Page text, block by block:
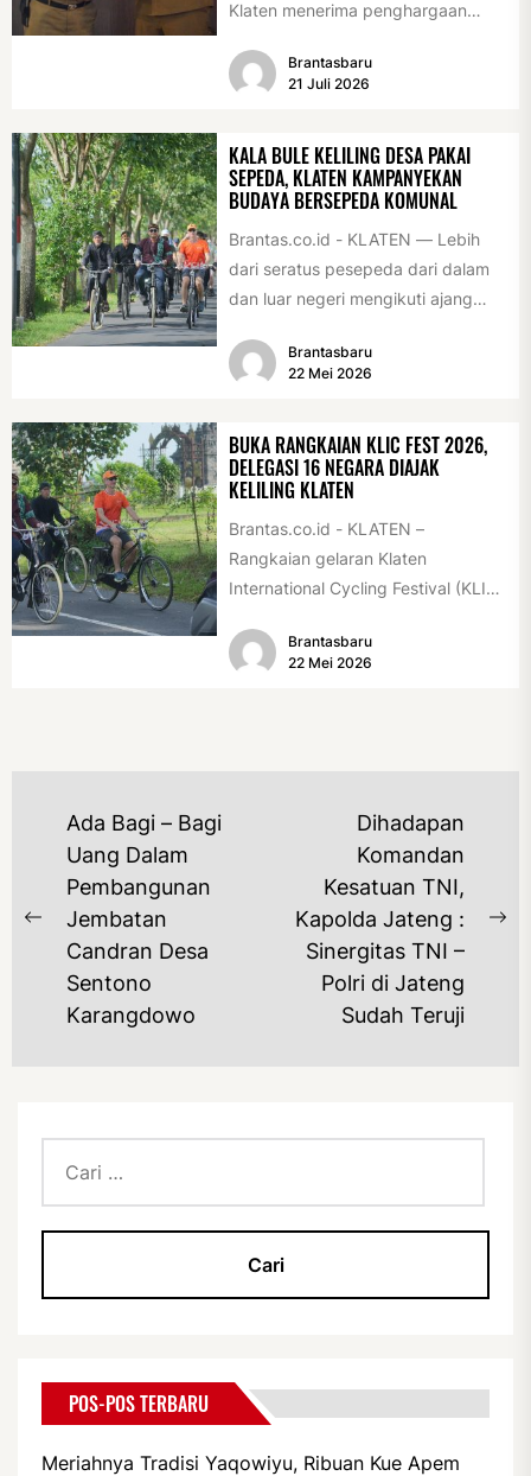
Klaten menerima penghargaan
2026. Penghargaan tersebut
Brantasbaru
21 Juli 2026
KALA BULE KELILING DESA PAKAI
SEPEDA, KLATEN KAMPANYEKAN
BUDAYA BERSEPEDA KOMUNAL
Brantas.co.id - KLATEN — Lebih
dari seratus pesepeda dari dalam
dan luar negeri mengikuti ajang
Association Rally...
Brantasbaru
22 Mei 2026
BUKA RANGKAIAN KLIC FEST 2026,
DELEGASI 16 NEGARA DIAJAK
KELILING KLATEN
Brantas.co.id - KLATEN –
Rangkaian gelaran Klaten
International Cycling Festival (KLIC
(17/5/2026). Rangkaian kegiatan
dibuka...
Brantasbaru
22 Mei 2026
NAVIGASI
POS
Previous
post:
Ada Bagi – Bagi
Uang Dalam
Pembangunan
Jembatan
Candran Desa
Sentono
Karangdowo
Dihadapan
Komandan
Kesatuan TNI,
Kapolda Jateng :
Sinergitas TNI –
Polri di Jateng
Sudah Teruji
untuk:
POS-POS TERBARU
Meriahnya Tradisi Yaqowiyu, Ribuan Kue Apem